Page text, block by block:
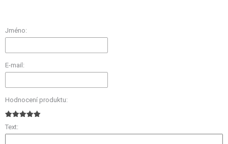
Jméno:
E-mail:
Hodnocení produktu:
Text: